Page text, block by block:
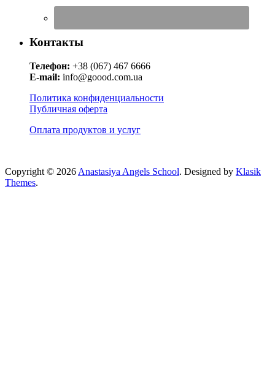
Контакты
Телефон: +38 (067) 467 6666
E-mail: info@goood.com.ua
Политика конфиденциальности
Публичная оферта
Оплата продуктов и услуг
Copyright © 2026 Anastasiya Angels School. Designed by Klasik
Themes.